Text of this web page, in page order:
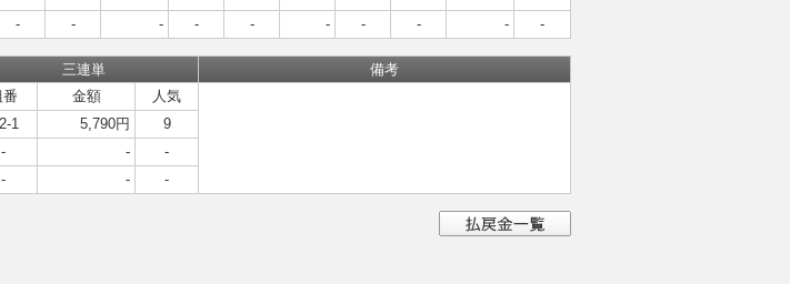
- - - - - - - - - -
三連単
備考
番 金額
人気
1 5,790円
9
- -
-
- - -